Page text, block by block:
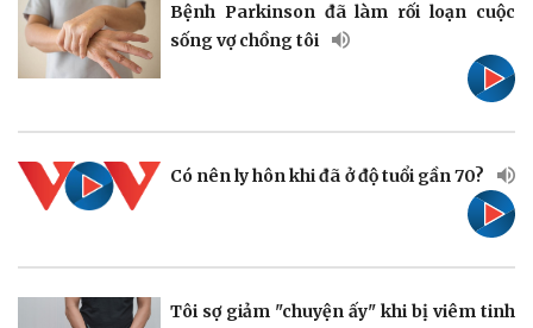
Vụ án
Tin nóng
Tư vấn luật
Vũ khí
Việt Nam
Phân tích
Bệnh Parkinson đã làm rối loạn cuộc
sống vợ chồng tôi
Có nên ly hôn khi đã ở độ tuổi gần 70?
Tôi sợ giảm "chuyện ấy" khi bị viêm tinh